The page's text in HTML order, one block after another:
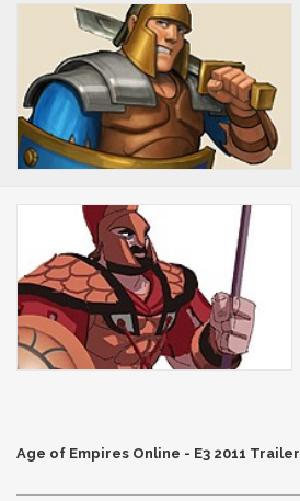
Age of Empires Online - E3 2011 Trailer